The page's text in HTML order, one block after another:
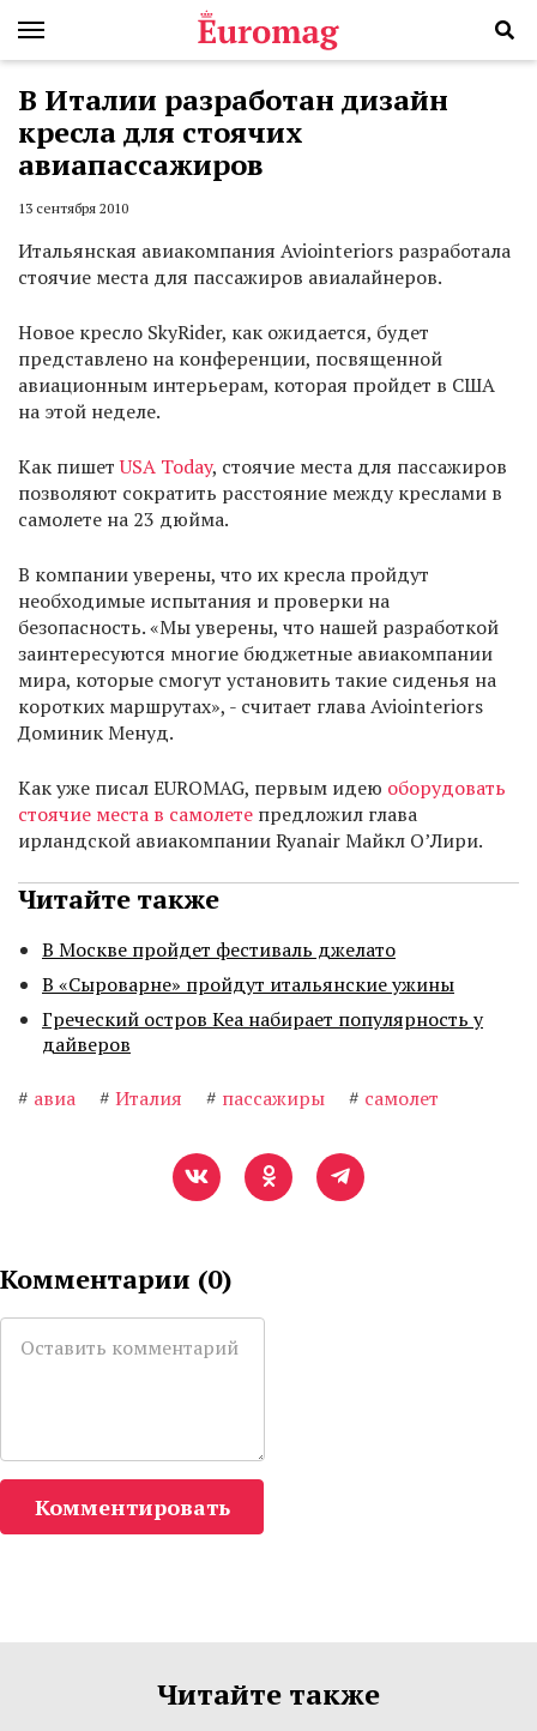
В Италии разработан дизайн
кресла для стоячих
авиапассажиров
13 сентября 2010
Итальянская авиакомпания Aviointeriors разработала
стоячие места для пассажиров авиалайнеров.
Новое кресло SkyRider, как ожидается, будет
представлено на конференции, посвященной
авиационным интерьерам, которая пройдет в США
на этой неделе.
Как пишетUSA Today, стоячие места для пассажиров
позволяют сократить расстояние между креслами в
самолете на 23 дюйма.
В компании уверены, что их кресла пройдут
необходимые испытания и проверки на
безопасность. «Мы уверены, что нашей разработкой
заинтересуются многие бюджетные авиакомпании
мира, которые смогут установить такие сиденья на
коротких маршрутах», - считает глава Aviointeriors
Доминик Менуд.
Как уже писал EUROMAG, первым идею оборудовать
стоячие места в самолете предложил глава
ирландской авиакомпании Ryanair Майкл О’Лири.
Читайте также
В Москве пройдет фестиваль джелато
В «Сыроварне» пройдут итальянские ужины
Греческий остров Кеа набирает популярность у
дайверов
# авиа # Италия # пассажиры # самолет
Комментарии (0)
Комментировать
Читайте также